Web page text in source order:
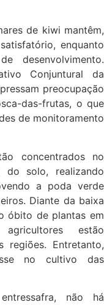
de kiwi mantêm,
enquanto
desenvolvimento.
Conjuntural da
preocupação
das-frutas, o que
de monitoramento
concentrados no
do solo, realizando
a poda verde
Diante da baixa
óbito de plantas em
estão
regiões. Entretanto,
no cultivo das
não há